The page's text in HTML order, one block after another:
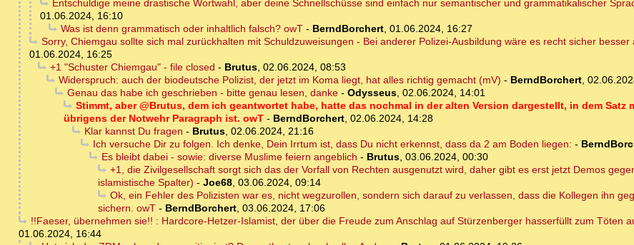
Entschuldige meine drastische Wortwahl, aber deine Schnellschüsse sind einfach nur semantischer und grammatikalischer
01.06.2024, 16:10
Was ist denn grammatisch oder inhaltlich falsch? owT- BerndBorchert, 01.06.2024, 16:27
Sorry, Chiemgau sollte sich mal zurückhalten mit Schuldzuweisungen - Bei anderer Polizei-Ausbildung wäre es recht sicher besser
01.06.2024, 16:25
+1 "Schuster Chiemgau" - file closed - Brutus, 02.06.2024, 08:53
Widerspruch: auch der biodeutsche Polizist, der jetzt im Koma liegt, hat alles richtig gemacht (mV) - BerndBorchert,
Genau das habe ich geschrieben - bitte genau lesen, danke- Odysseus, 02.06.2024, 14:01
Stimmt, aber @Brutus, dem ich geantwortet habe, hatte das nochmal in der alten Version dargestellt, in dem Satz
übrigens der Notwehr Paragraph ist. owT - BerndBorchert, 02.06.2024, 14:28
Klar kannst Du fragen - Brutus, 02.06.2024, 21:16
Ich versuche Dir zu folgen. Ich denke, Dein Irrtum ist, dass Du nicht erkennst, dass da 2 am Boden liegen: -
Es bleibt dabei - sowie: diverse Muslime feiern angeblich - Brutus, 03.06.2024, 00:30
+1, die Zivilgesellschaft sorgt sich das der Vorfall von Rechten ausgenutzt wird, daher gibt es erst jetzt Demos
islamistische Spalter) - Joe68, 03.06.2024, 09:14
Ok, ein Fehler des Polizisten war es, nicht wegzurollen, sondern sich darauf zu verlassen, dass die Kollegen ihn
sichern. owT - BerndBorchert, 03.06.2024, 17:06
!!Faeser, übernehmen sie!! : Hardcore-Hetzer-Islamist, der über die Freude zum Anschlag auf Stürzenberger hasserfüllt zum Töten
01.06.2024, 16:44